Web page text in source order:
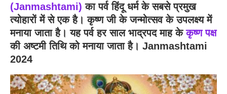
(Janmashtami)का पर्व हिंदू धर्म के सबसे प्रमुख
त्योहारों में से एक है। कृष्ण जी के जन्मोत्सव के उपलक्ष्य में
मनाया जाता है। यह पर्व हर साल भाद्रपद माह केकृष्ण पक्ष
की अष्टमी तिथि को मनाया जाता है। Janmashtami
2024